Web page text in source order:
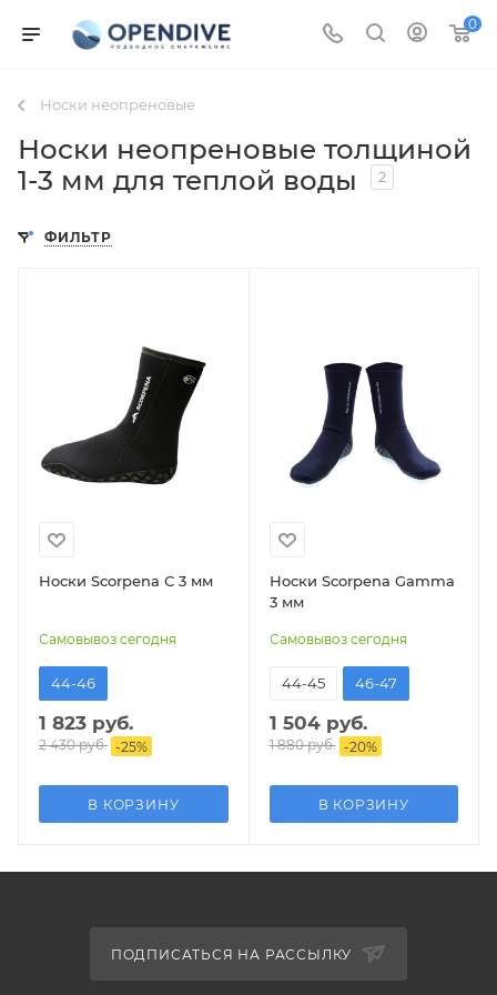
0
Носки неопреновые
Носки неопреновые толщиной
1-3 мм для теплой воды
2
ФИЛЬТР
Носки Scorpena С 3 мм
Самовывоз сегодня
44-46
1 823 руб.
2 430 руб. -25%
В КОРЗИНУ
Носки Scorpena Gamma
3 мм
Самовывоз сегодня
44-45 46-47
1 504 руб.
1 880 руб. -20%
В КОРЗИНУ
ПОДПИСАТЬСЯ НА РАССЫЛКУ